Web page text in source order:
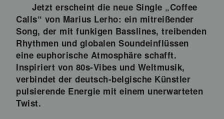
Jetzt erscheint die neue Single „Coffee
Calls“ von Marius Lerho: ein mitreißender
Song, der mit funkigen Basslines, treibenden
Rhythmen und globalen Soundeinflüssen
eine euphorische Atmosphäre schafft.
Inspiriert von 80s-Vibes und Weltmusik,
verbindet der deutsch-belgische Künstler
pulsierende Energie mit einem unerwarteten
Twist.